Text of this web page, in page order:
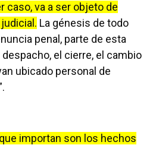
caso, va a ser objeto de
La génesis de todo
penal, parte de esta
el cierre, el cambio
ubicado personal de
importan son los hechos